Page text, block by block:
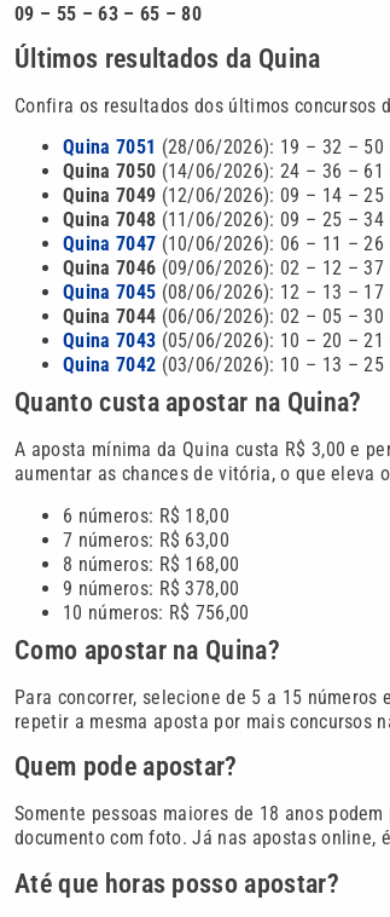
09 – 55 – 63 – 65 – 80
Últimos resultados da Quina
Confira os resultados dos últimos concursos
Quina 7051 (28/06/2026): 19 – 32 – 50
Quina 7050 (14/06/2026): 24 – 36 – 61
Quina 7049 (12/06/2026): 09 – 14 – 25
Quina 7048 (11/06/2026): 09 – 25 – 34
Quina 7047 (10/06/2026): 06 – 11 – 26
Quina 7046 (09/06/2026): 02 – 12 – 37
Quina 7045 (08/06/2026): 12 – 13 – 17
Quina 7044 (06/06/2026): 02 – 05 – 30
Quina 7043 (05/06/2026): 10 – 20 – 21
Quina 7042 (03/06/2026): 10 – 13 – 25
Quanto custa apostar na Quina?
A aposta mínima da Quina custa R$ 3,00 e
aumentar as chances de vitória, o que eleva
6 números: R$ 18,00
7 números: R$ 63,00
8 números: R$ 168,00
9 números: R$ 378,00
10 números: R$ 756,00
Como apostar na Quina?
Para concorrer, selecione de 5 a 15
repetir a mesma aposta por mais concursos
Quem pode apostar?
Somente pessoas maiores de 18 anos
documento com foto. Já nas apostas online,
Até que horas posso apostar?